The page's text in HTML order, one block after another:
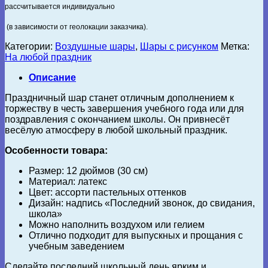
рассчитывается индивидуально
(в зависимости от геолокации заказчика).
Категории: Воздушные шары, Шары с рисунком Метка:
На любой праздник
Описание
Праздничный шар станет отличным дополнением к
торжеству в честь завершения учебного года или для
поздравления с окончанием школы. Он привнесёт
весёлую атмосферу в любой школьный праздник.
Особенности товара:
Размер: 12 дюймов (30 см)
Материал: латекс
Цвет: ассорти пастельных оттенков
Дизайн: надпись «Последний звонок, до свидания,
школа»
Можно наполнить воздухом или гелием
Отлично подходит для выпускных и прощания с
учебным заведением